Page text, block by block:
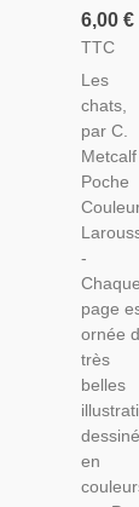
Chats,
Poche
- Guide
Des
Chats,
Animaux
6,00 €
TTC
Les
chats,
par C.
Metcalf
Poche
-
Chaque
page
ornée
très
belles
en